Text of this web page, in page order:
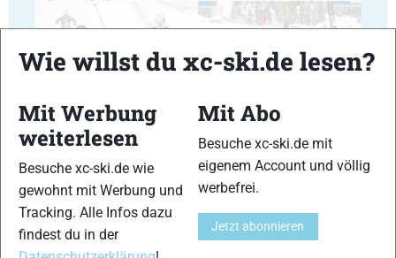
21 22
Wie willst du xc-ski.de lesen?
Mit Werbung
weiterlesen
Besuche xc-ski.de wie
gewohnt mit Werbung und
Tracking. Alle Infos dazu
findest du in der
Mit Abo
Besuche xc-ski.de mit
eigenem Account und völlig
werbefrei.
Jetzt abonnieren